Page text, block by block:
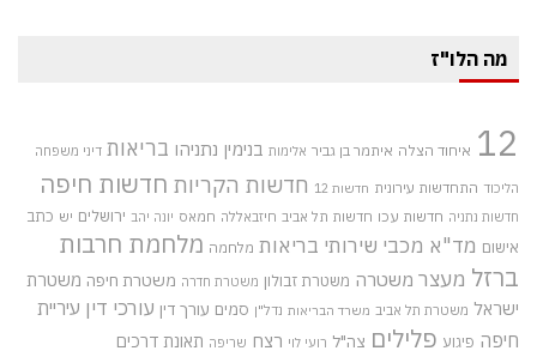
מה הלו"ז
12 איחוד הצלה איתמר בן גביר אלימות בנימין נתניהו בריאות דיני משפחה
הליכוד התחדשות עירונית חדשות 12 חדשות הקריות חדשות חיפה
חדשות נתניה חדשות עכו חדשות תל אביב חיזבאללה חמאס יונה יהב ירושלים יש כתב
אישום מד"א מכבי שירותי בריאות מלחמה מלחמת חרבות
ברזל מעצר משטרה משטרת זבולון משטרת חדרה משטרת חיפה משטרת
ישראל משטרת תל אביב משרד הבריאות נדל"ן סמים עורך דין עורכי דין עיריית
חיפה פיגוע פלילים צה"ל רועי לוי רצח שריפה תאונת דרכים